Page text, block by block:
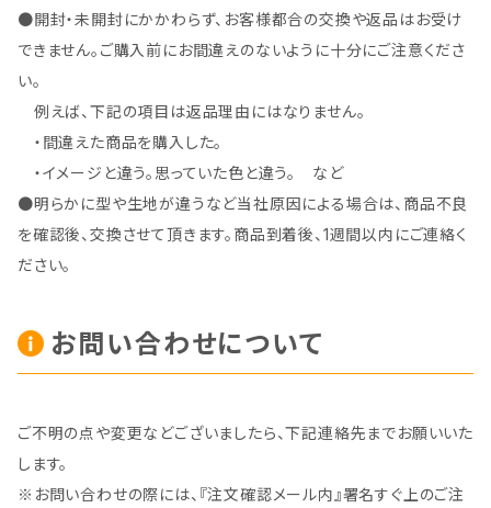
●開封・未開封にかかわらず、お客様都合の交換や返品はお受け
できません。ご購入前にお間違えのないように十分にご注意くださ
い。
例えば、下記の項目は返品理由にはなりません。
・間違えた商品を購入した。
・イメージと違う。思っていた色と違う。 など
●明らかに型や生地が違うなど当社原因による場合は、商品不良
を確認後、交換させて頂きます。商品到着後、1週間以内にご連絡く
ださい。
お問い合わせについて
ご不明の点や変更などございましたら、下記連絡先までお願いいた
します。
※お問い合わせの際には、『注文確認メール内』署名すぐ上のご注